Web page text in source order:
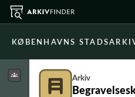
KØBENHAVNS
Arkiv